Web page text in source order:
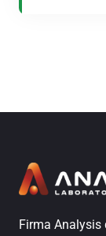
Firma Analysis